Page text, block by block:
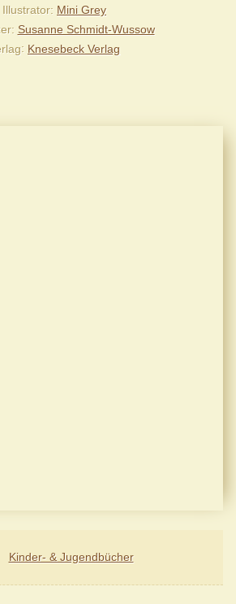
Illustrator Mini Grey
Susanne Schmidt-Wussow
Knesebeck Verlag
Kinder- & Jugendbücher